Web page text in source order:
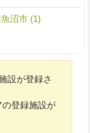
沼市 (1)
設が登録さ
登録施設が